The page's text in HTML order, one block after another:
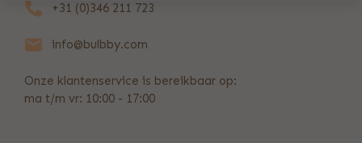
+31 (0)346 211 723
info@bulbby.com
Onze klantenservice is bereikbaar op:
ma t/m vr: 10:00 - 17:00